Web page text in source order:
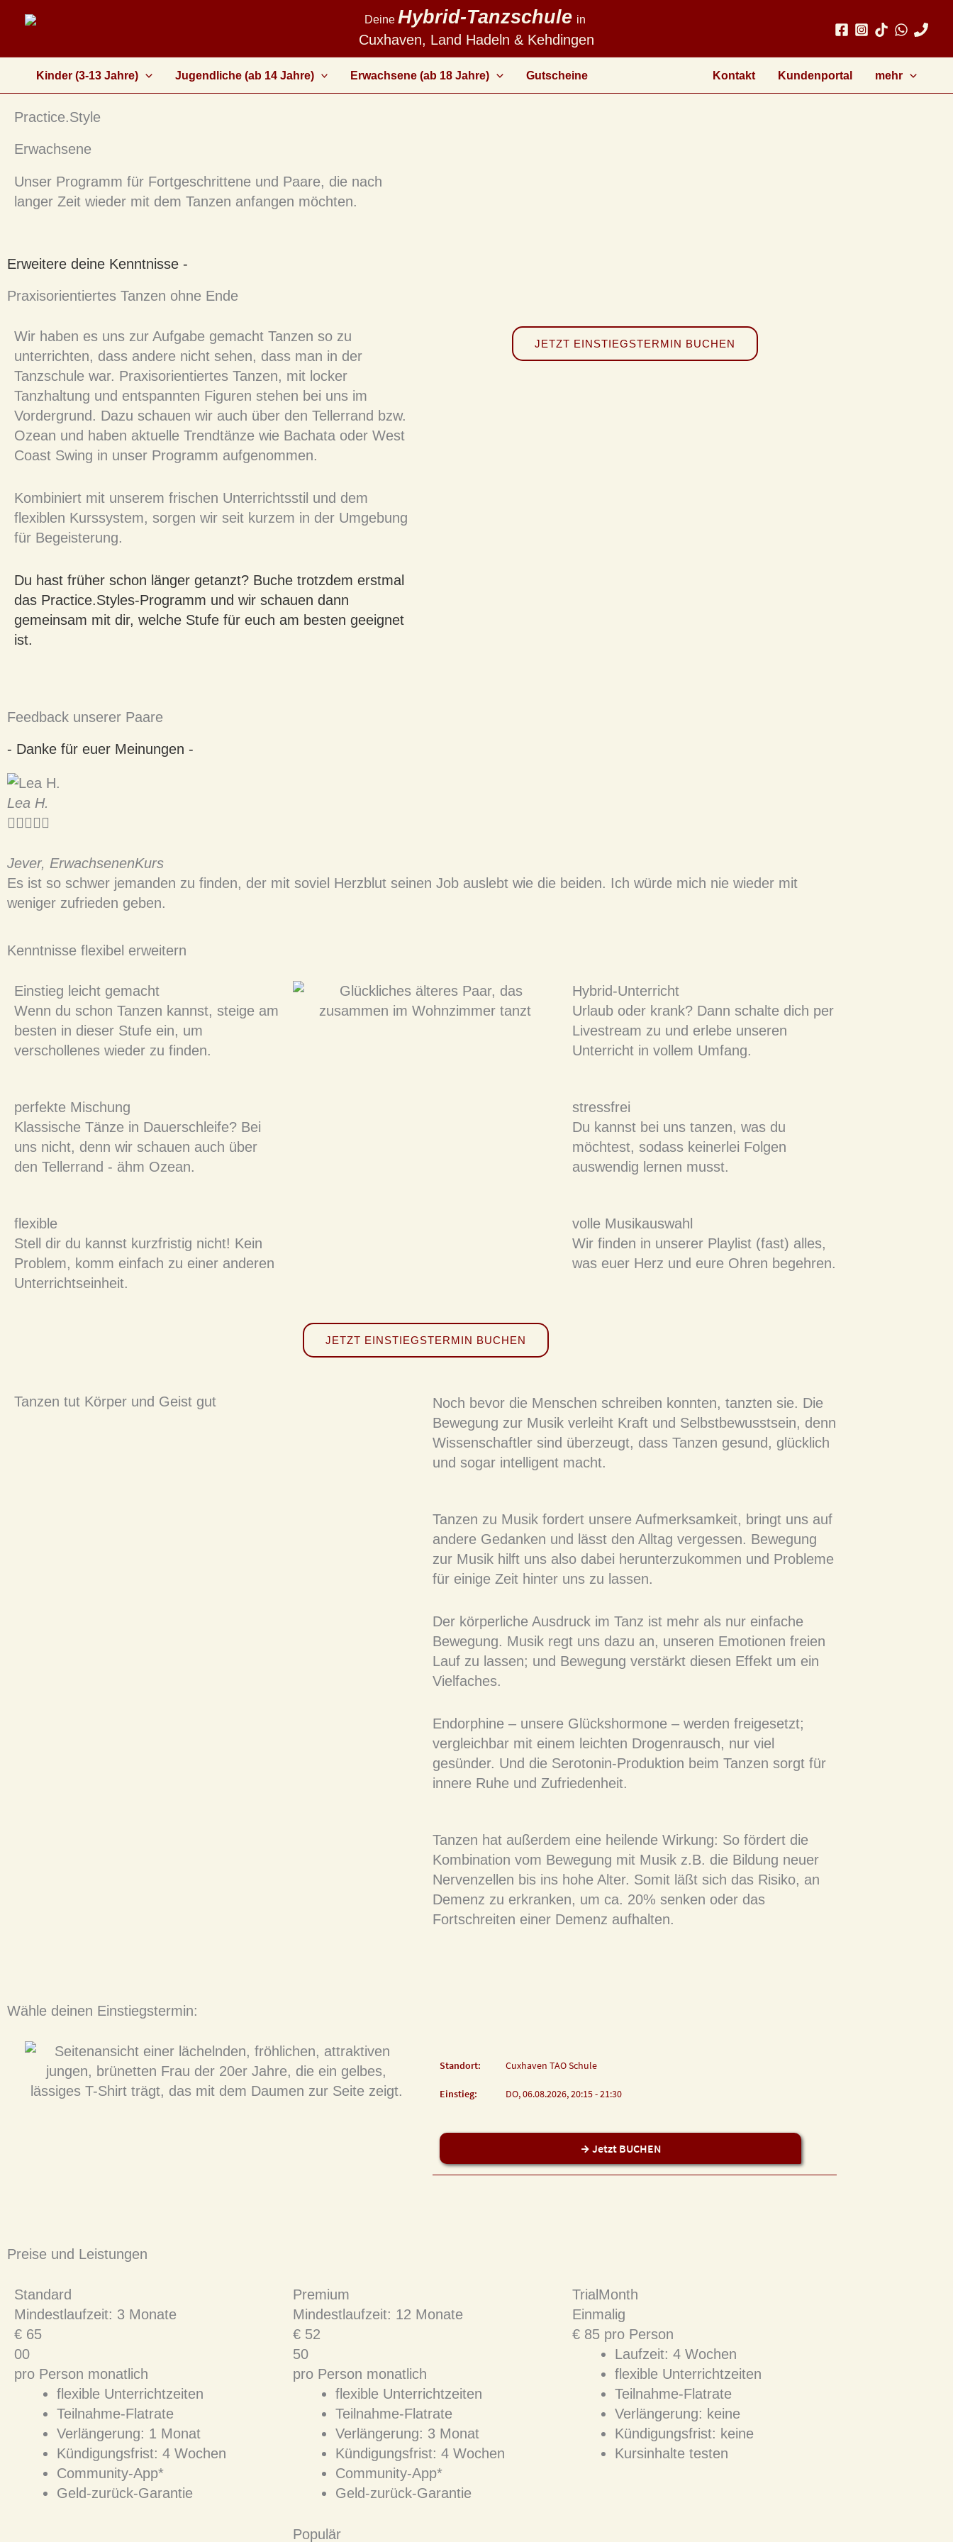
Inhalt
Deine Hybrid-Tanzschule in
Cuxhaven, Land Hadeln & Kehdingen
Kinder (3-13 Jahre) Jugendliche (ab 14 Jahre) Erwachsene (ab 18 Jahre) Gutscheine Kontakt Kundenportal mehr
Practice.Style
Erwachsene
Unser Programm für Fortgeschrittene und Paare, die nach
langer Zeit wieder mit dem Tanzen anfangen möchten.
Erweitere deine Kenntnisse -
Praxisorientiertes Tanzen ohne Ende
Wir haben es uns zur Aufgabe gemacht Tanzen so zu
unterrichten, dass andere nicht sehen, dass man in der
Tanzschule war. Praxisorientiertes Tanzen, mit locker
Tanzhaltung und entspannten Figuren stehen bei uns im
Vordergrund. Dazu schauen wir auch über den Tellerrand bzw.
Ozean und haben aktuelle Trendtänze wie Bachata oder West
Coast Swing in unser Programm aufgenommen.
Kombiniert mit unserem frischen Unterrichtsstil und dem
flexiblen Kurssystem, sorgen wir seit kurzem in der Umgebung
für Begeisterung.
Du hast früher schon länger getanzt? Buche trotzdem erstmal
das Practice.Styles-Programm und wir schauen dann
gemeinsam mit dir, welche Stufe für euch am besten geeignet
ist.
JETZT EINSTIEGSTERMIN BUCHEN
Feedback unserer Paare
- Danke für euer Meinungen -
Lea H.

Jever, ErwachsenenKurs
Es ist so schwer jemanden zu finden, der mit soviel Herzblut seinen Job auslebt wie die beiden. Ich würde mich nie wieder mit
weniger zufrieden geben.
Kenntnisse flexibel erweitern
Einstieg leicht gemacht​
Wenn du schon Tanzen kannst, steige am
besten in dieser Stufe ein, um
verschollenes wieder zu finden.
perfekte Mischung​
Klassische Tänze in Dauerschleife? Bei
uns nicht, denn wir schauen auch über
den Tellerrand - ähm Ozean.
flexible
Stell dir du kannst kurzfristig nicht! Kein
Problem, komm einfach zu einer anderen
Unterrichtseinheit.
Hybrid-Unterricht
Urlaub oder krank? Dann schalte dich per
Livestream zu und erlebe unseren
Unterricht in vollem Umfang.
stressfrei
Du kannst bei uns tanzen, was du
möchtest, sodass keinerlei Folgen
auswendig lernen musst.
volle Musikauswahl
Wir finden in unserer Playlist (fast) alles,
was euer Herz und eure Ohren begehren.
JETZT EINSTIEGSTERMIN BUCHEN
Tanzen tut Körper und Geist gut
Noch bevor die Menschen schreiben konnten, tanzten sie. Die
Bewegung zur Musik verleiht Kraft und Selbstbewusstsein, denn
Wissenschaftler sind überzeugt, dass Tanzen gesund, glücklich
und sogar intelligent macht.
Tanzen zu Musik fordert unsere Aufmerksamkeit, bringt uns auf
andere Gedanken und lässt den Alltag vergessen. Bewegung
zur Musik hilft uns also dabei herunterzukommen und Probleme
für einige Zeit hinter uns zu lassen.
Der körperliche Ausdruck im Tanz ist mehr als nur einfache
Bewegung. Musik regt uns dazu an, unseren Emotionen freien
Lauf zu lassen; und Bewegung verstärkt diesen Effekt um ein
Vielfaches.
Endorphine – unsere Glückshormone – werden freigesetzt;
vergleichbar mit einem leichten Drogenrausch, nur viel
gesünder. Und die Serotonin-Produktion beim Tanzen sorgt für
innere Ruhe und Zufriedenheit.
Tanzen hat außerdem eine heilende Wirkung: So fördert die
Kombination vom Bewegung mit Musik z.B. die Bildung neuer
Nervenzellen bis ins hohe Alter. Somit läßt sich das Risiko, an
Demenz zu erkranken, um ca. 20% senken oder das
Fortschreiten einer Demenz aufhalten.
Wähle deinen Einstiegstermin:
Preise und Leistungen
Standard
Mindestlaufzeit: 3 Monate
€ 65
00
pro Person monatlich
flexible Unterrichtzeiten
Teilnahme-Flatrate
Verlängerung: 1 Monat
Kündigungsfrist: 4 Wochen
Community-App*
Geld-zurück-Garantie
Premium
Mindestlaufzeit: 12 Monate
€ 52
50
pro Person monatlich
flexible Unterrichtzeiten
Teilnahme-Flatrate
Verlängerung: 3 Monat
Kündigungsfrist: 4 Wochen
Community-App*
Geld-zurück-Garantie
Populär
TrialMonth
Einmalig
€ 85 pro Person
Laufzeit: 4 Wochen
flexible Unterrichtzeiten
Teilnahme-Flatrate
Verlängerung: keine
Kündigungsfrist: keine
Kursinhalte testen